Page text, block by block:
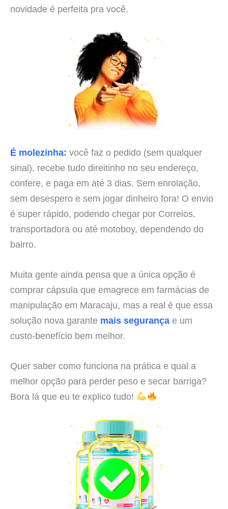
novidade é perfeita pra você.
É molezinha: você faz o pedido (sem qualquer
sinal), recebe tudo direitinho no seu endereço,
confere, e paga em até 3 dias. Sem enrolação,
sem desespero e sem jogar dinheiro fora! O envio
é super rápido, podendo chegar por Correios,
transportadora ou até motoboy, dependendo do
bairro.
Muita gente ainda pensa que a única opção é
comprar cápsula que emagrece em farmácias de
manipulação em Maracaju, mas a real é que essa
solução nova garante mais segurança e um
custo-benefício bem melhor.
Quer saber como funciona na prática e qual a
melhor opção para perder peso e secar barriga?
Bora lá que eu te explico tudo!